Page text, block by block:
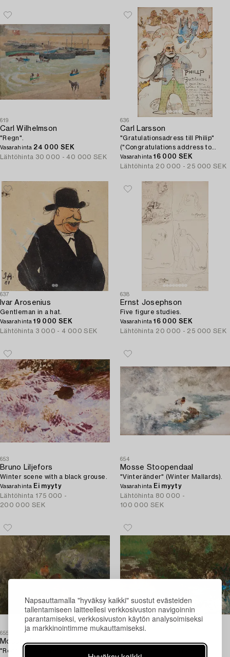
Napsauttamalla "hyväksy kaikki" suostut evästeiden
tallentamiseen laitteellesi verkkosivuston navigoinnin
parantamiseksi, verkkosivuston käytön analysoimiseksi
ja markkinointimme mukauttamiseksi.
619
Carl Wilhelmson
"Regn".
Vasarahinta 24 000 SEK
Lähtöhinta 30 000 - 40 000 SEK
636
Carl Larsson
"Gratulationsadress till Philip"
("Congratulations address to
Philip").
Vasarahinta16 000 SEK
Lähtöhinta 20 000 - 25 000 SEK
637
Ivar Arosenius
Gentleman in a hat.
Vasarahinta19 000 SEK
Lähtöhinta 3 000 - 4 000 SEK
638
Ernst Josephson
Five figure studies.
Vasarahinta16 000 SEK
Lähtöhinta 20 000 - 25 000 SEK
653
Bruno Liljefors
Winter scene with a black grouse.
Vasarahinta Ei myyty
Lähtöhinta 175 000 -
200 000 SEK
654
Mosse Stoopendaal
"Vinteränder" (Winter Mallards).
Vasarahinta Ei myyty
Lähtöhinta 80 000 -
100 000 SEK
655
Mosse Stoopendaal
"Rödhakesångare".
Bruno Liljefors